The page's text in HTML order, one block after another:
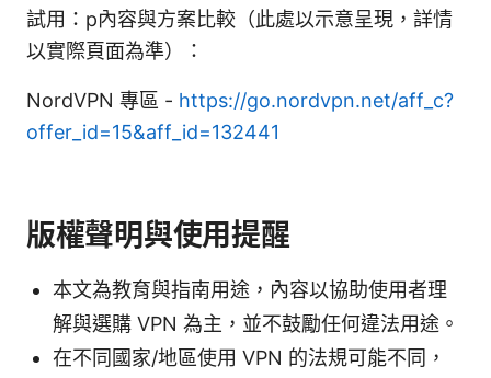
試用：p內容與方案比較（此處以示意呈現，詳情
以實際頁面為準）：
NordVPN 專區 - https://go.nordvpn.net/aff_c?
offer_id=15&aff_id=132441
版權聲明與使用提醒
本文為教育與指南用途，內容以協助使用者理
解與選購 VPN 為主，並不鼓勵任何違法用途。
在不同國家/地區使用 VPN 的法規可能不同，